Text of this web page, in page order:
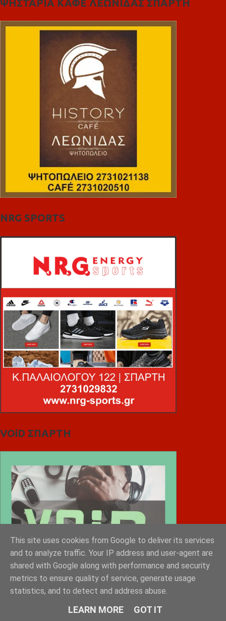
ΨΗΣΤΑΡΙΑ ΚΑΦΕ ΛΕΩΝΙΔΑΣ ΣΠΑΡΤΗ
NRG SPORTS
VOiD ΣΠΑΡΤΗ
This site uses cookies from Google to deliver its services
and to analyze traffic. Your IP address and user-agent are
shared with Google along with performance and security
metrics to ensure quality of service, generate usage
statistics, and to detect and address abuse.
LEARN MORE GOT IT